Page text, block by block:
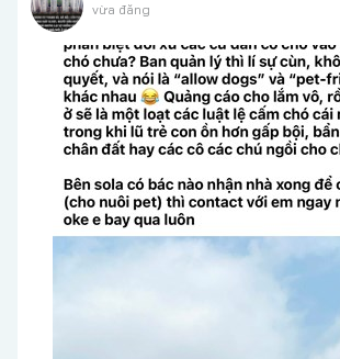
vừa đăng